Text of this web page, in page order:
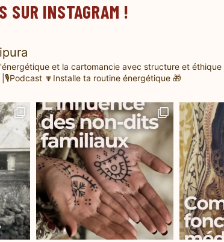
SUR INSTAGRAM !
et la cartomancie avec structure et éthique
|🎙️Podcast 🔽Installe ta routine énergétique 🎁